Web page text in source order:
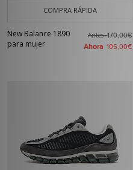
COMPRA RÁPIDA
New Balance 1890
para mujer
Antes170,00€
Ahora 105,00€